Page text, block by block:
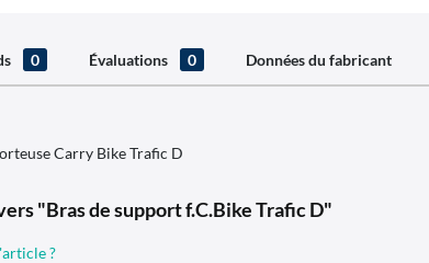
0 Évaluations 0 Données du fabricant
Carry Bike Trafic D
"Bras de support f.C.Bike Trafic D"
?